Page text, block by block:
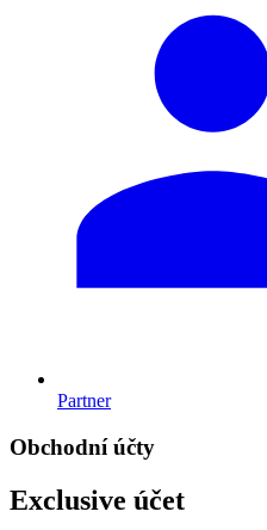
Partner
Obchodní účty
Exclusive účet